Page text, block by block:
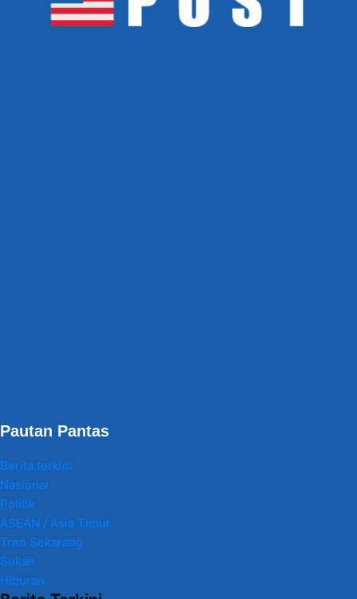
Pautan Pantas
Berita terkini
Nasional
Politik
ASEAN / Asia Timur
Tren Sekarang
Sukan
Hiburan